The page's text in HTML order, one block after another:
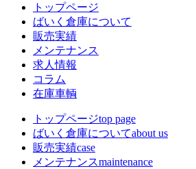
トップページ
ばいく倉庫について
販売実績
メンテナンス
求人情報
コラム
在庫車輌
トップページtop page
ばいく倉庫についてabout us
販売実績case
メンテナンスmaintenance